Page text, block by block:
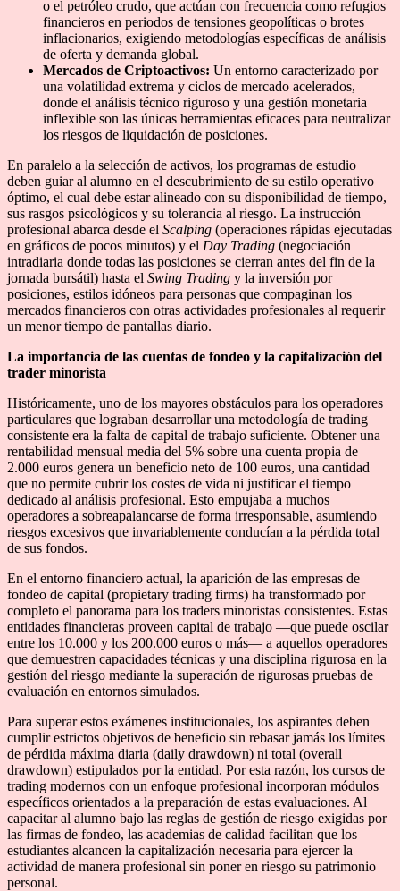
o el petróleo crudo, que actúan con frecuencia como refugios
financieros en periodos de tensiones geopolíticas o brotes
inflacionarios, exigiendo metodologías específicas de análisis
de oferta y demanda global.
Mercados de Criptoactivos: Un entorno caracterizado por
una volatilidad extrema y ciclos de mercado acelerados,
donde el análisis técnico riguroso y una gestión monetaria
inflexible son las únicas herramientas eficaces para neutralizar
los riesgos de liquidación de posiciones.
En paralelo a la selección de activos, los programas de estudio
deben guiar al alumno en el descubrimiento de su estilo operativo
óptimo, el cual debe estar alineado con su disponibilidad de tiempo,
sus rasgos psicológicos y su tolerancia al riesgo. La instrucción
profesional abarca desde el Scalping (operaciones rápidas ejecutadas
en gráficos de pocos minutos) y el Day Trading (negociación
intradiaria donde todas las posiciones se cierran antes del fin de la
jornada bursátil) hasta el Swing Trading y la inversión por
posiciones, estilos idóneos para personas que compaginan los
mercados financieros con otras actividades profesionales al requerir
un menor tiempo de pantallas diario.
La importancia de las cuentas de fondeo y la capitalización del
trader minorista
Históricamente, uno de los mayores obstáculos para los operadores
particulares que lograban desarrollar una metodología de trading
consistente era la falta de capital de trabajo suficiente. Obtener una
rentabilidad mensual media del 5% sobre una cuenta propia de
2.000 euros genera un beneficio neto de 100 euros, una cantidad
que no permite cubrir los costes de vida ni justificar el tiempo
dedicado al análisis profesional. Esto empujaba a muchos
operadores a sobreapalancarse de forma irresponsable, asumiendo
riesgos excesivos que invariablemente conducían a la pérdida total
de sus fondos.
En el entorno financiero actual, la aparición de las empresas de
fondeo de capital (propietary trading firms) ha transformado por
completo el panorama para los traders minoristas consistentes. Estas
entidades financieras proveen capital de trabajo —que puede oscilar
entre los 10.000 y los 200.000 euros o más— a aquellos operadores
que demuestren capacidades técnicas y una disciplina rigurosa en la
gestión del riesgo mediante la superación de rigurosas pruebas de
evaluación en entornos simulados.
Para superar estos exámenes institucionales, los aspirantes deben
cumplir estrictos objetivos de beneficio sin rebasar jamás los límites
de pérdida máxima diaria (daily drawdown) ni total (overall
drawdown) estipulados por la entidad. Por esta razón, los cursos de
trading modernos con un enfoque profesional incorporan módulos
específicos orientados a la preparación de estas evaluaciones. Al
capacitar al alumno bajo las reglas de gestión de riesgo exigidas por
las firmas de fondeo, las academias de calidad facilitan que los
estudiantes alcancen la capitalización necesaria para ejercer la
actividad de manera profesional sin poner en riesgo su patrimonio
personal.